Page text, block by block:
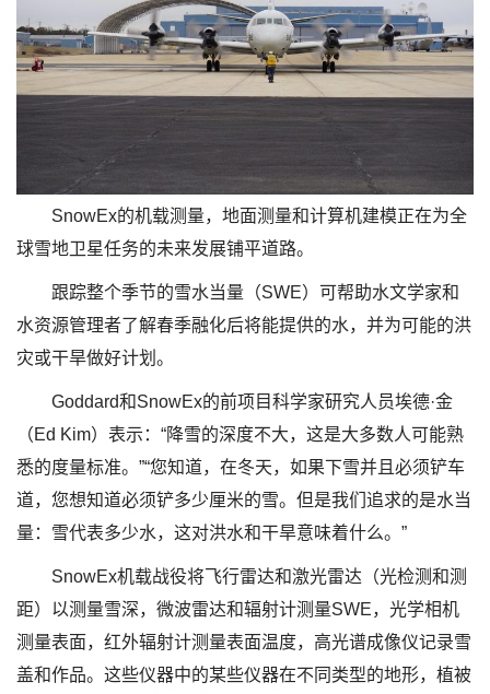
SnowEx的机载测量，地面测量和计算机建模正在为全
球雪地卫星任务的未来发展铺平道路。
跟踪整个季节的雪水当量（SWE）可帮助水文学家和
水资源管理者了解春季融化后将能提供的水，并为可能的洪
灾或干旱做好计划。
Goddard和SnowEx的前项目科学家研究人员埃德·金
（Ed Kim）表示：“降雪的深度不大，这是大多数人可能熟
悉的度量标准。”“您知道，在冬天，如果下雪并且必须铲车
道，您想知道必须铲多少厘米的雪。但是我们追求的是水当
量：雪代表多少水，这对洪水和干旱意味着什么。”
SnowEx机载战役将飞行雷达和激光雷达（光检测和测
距）以测量雪深，微波雷达和辐射计测量SWE，光学相机
测量表面，红外辐射计测量表面温度，高光谱成像仪记录雪
盖和作品。这些仪器中的某些仪器在不同类型的地形，植被